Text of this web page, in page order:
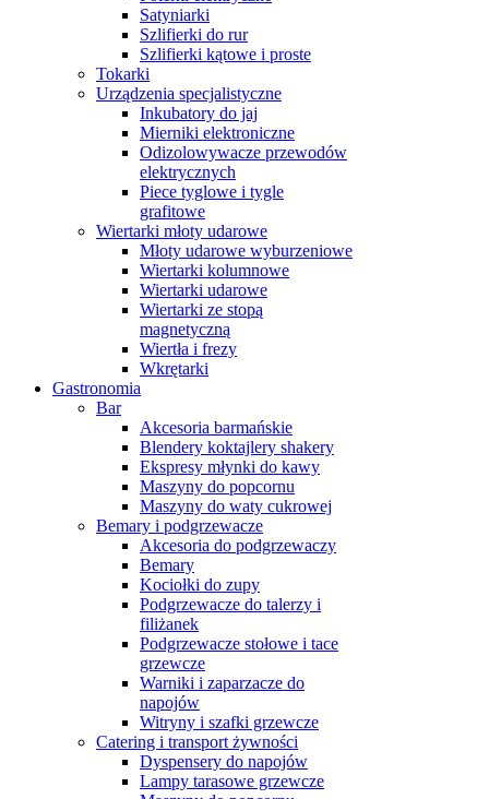
Satyniarki
Szlifierki do rur
Szlifierki kątowe i proste
Tokarki
Urządzenia specjalistyczne
Inkubatory do jaj
Mierniki elektroniczne
Odizolowywacze przewodów
elektrycznych
Piece tyglowe i tygle
grafitowe
Wiertarki młoty udarowe
Młoty udarowe wyburzeniowe
Wiertarki kolumnowe
Wiertarki udarowe
Wiertarki ze stopą
magnetyczną
Wiertła i frezy
Wkrętarki
Gastronomia
Bar
Akcesoria barmańskie
Blendery koktajlery shakery
Ekspresy młynki do kawy
Maszyny do popcornu
Maszyny do waty cukrowej
Bemary i podgrzewacze
Akcesoria do podgrzewaczy
Bemary
Kociołki do zupy
Podgrzewacze do talerzy i
filiżanek
Podgrzewacze stołowe i tace
grzewcze
Warniki i zaparzacze do
napojów
Witryny i szafki grzewcze
Catering i transport żywności
Dyspensery do napojów
Lampy tarasowe grzewcze